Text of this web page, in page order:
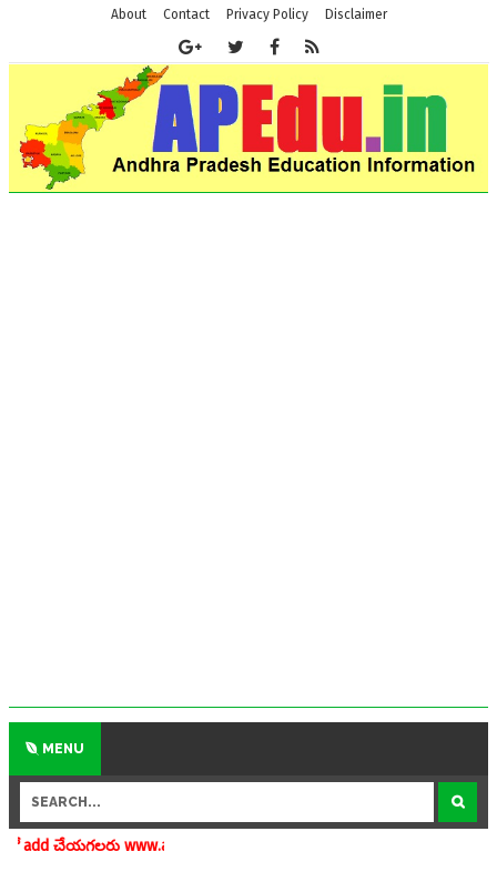
About Contact Privacy Policy Disclaimer
MENU